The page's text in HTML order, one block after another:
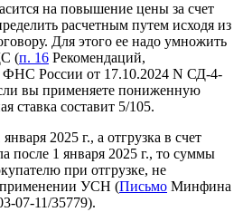
на повышение цены за счет
расчетным путем исходя из
Для этого ее надо умножить
(п. 16 Рекомендаций,
России от 17.10.2024 N СД-4-
вы применяете пониженную
ставка составит 5/105.
2025 г., а отгрузка в счет
после 1 января 2025 г., то суммы
при отгрузке, не
УСН (Письмо Минфина
07-11/35779).